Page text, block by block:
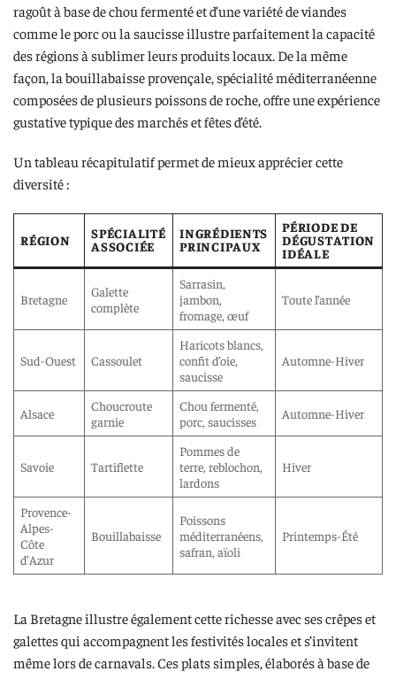
ragoût à base de chou fermenté et d’une variété de viandes
comme le porc ou la saucisse illustre parfaitement la capacité
des régions à sublimer leurs produits locaux. De la même
façon, la bouillabaisse provençale, spécialité méditerranéenne
composées de plusieurs poissons de roche, offre une expérience
gustative typique des marchés et fêtes d’été.
Un tableau récapitulatif permet de mieux apprécier cette
diversité :
RÉGION
SPÉCIALITÉ
ASSOCIÉE
INGRÉDIENTS
PRINCIPAUX
PÉRIODE DE
DÉGUSTATION
IDÉALE
Bretagne
Galette
complète
Sarrasin,
jambon,
fromage, œuf
Toute l’année
Sud-Ouest Cassoulet
Haricots blancs,
confit d’oie,
saucisse
Automne-Hiver
Alsace
Choucroute
garnie
Chou fermenté,
porc, saucisses
Automne-Hiver
Savoie Tartiflette
Pommes de
terre, reblochon,
lardons
Hiver
Provence-
Alpes-
Côte
d’Azur
Bouillabaisse
Poissons
méditerranéens,
safran, aïoli
Printemps-Été
La Bretagne illustre également cette richesse avec ses crêpes et
galettes qui accompagnent les festivités locales et s’invitent
même lors de carnavals. Ces plats simples, élaborés à base de